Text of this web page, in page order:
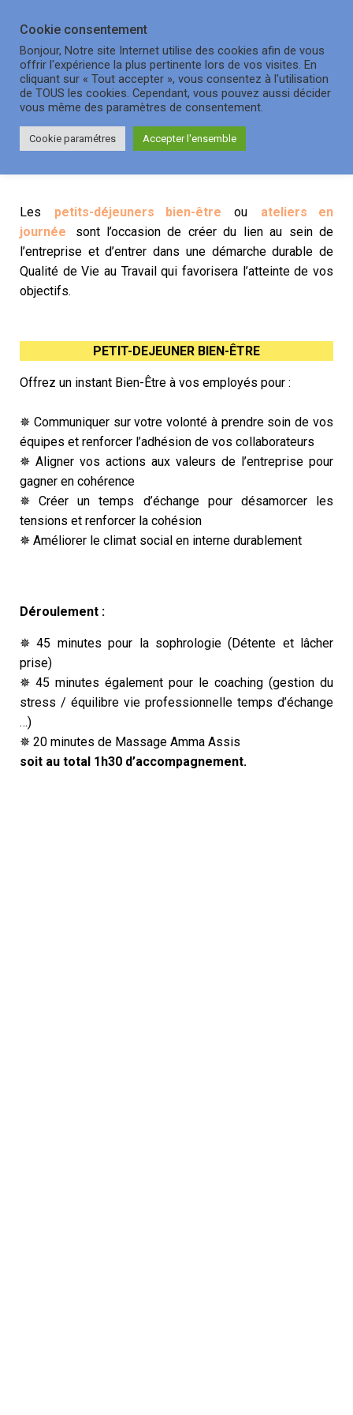
Rencontres professionnelles
Les petits-déjeuners bien-être ou
ateliers en
journée
sont l’occasion de créer du lien au sein de
l’entreprise et d’entrer dans une démarche durable de
Qualité de Vie au Travail qui favorisera l’atteinte de vos
objectifs.
PETIT-DEJEUNER BIEN-ÊTRE
Offrez un instant Bien-Être à vos employés pour :
✵ Communiquer sur votre volonté à prendre soin de vos
équipes et renforcer l’adhésion de vos collaborateurs
✵ Aligner vos actions aux valeurs de l’entreprise pour
gagner en cohérence
✵ Créer un temps d’échange pour désamorcer les
tensions et renforcer la cohésion
✵ Améliorer le climat social en interne durablement
Déroulement :
✵ 45 minutes pour la sophrologie (Détente et lâcher
prise)
✵ 45 minutes également pour le coaching (gestion du
stress / équilibre vie professionnelle temps d’échange
…)
✵ 20 minutes de Massage Amma Assis
soit au total 1h30 d’accompagnement.
Cookie consentement
Bonjour, Notre site Internet utilise des cookies afin de vous
offrir l'expérience la plus pertinente lors de vos visites. En
cliquant sur « Tout accepter », vous consentez à l'utilisation
de TOUS les cookies. Cependant, vous pouvez aussi décider
vous même des paramètres de consentement.
Cookie paramétres Accepter l'ensemble